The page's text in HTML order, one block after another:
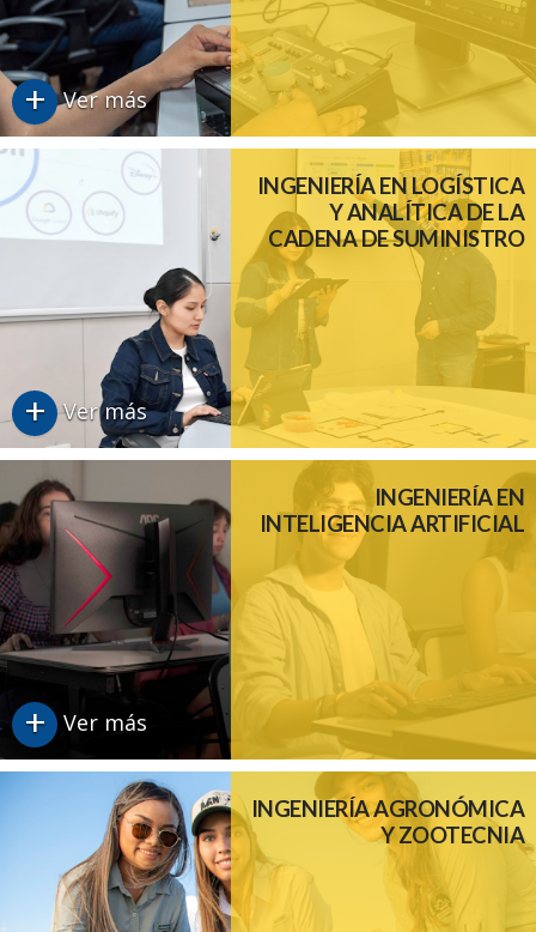
+ Ver más
INGENIERÍA EN LOGÍSTICA
Y ANALÍTICA DE LA
CADENA DE SUMINISTRO
+ Ver más
INGENIERÍA EN
INTELIGENCIA ARTIFICIAL
+ Ver más
INGENIERÍA AGRONÓMICA
Y ZOOTECNIA